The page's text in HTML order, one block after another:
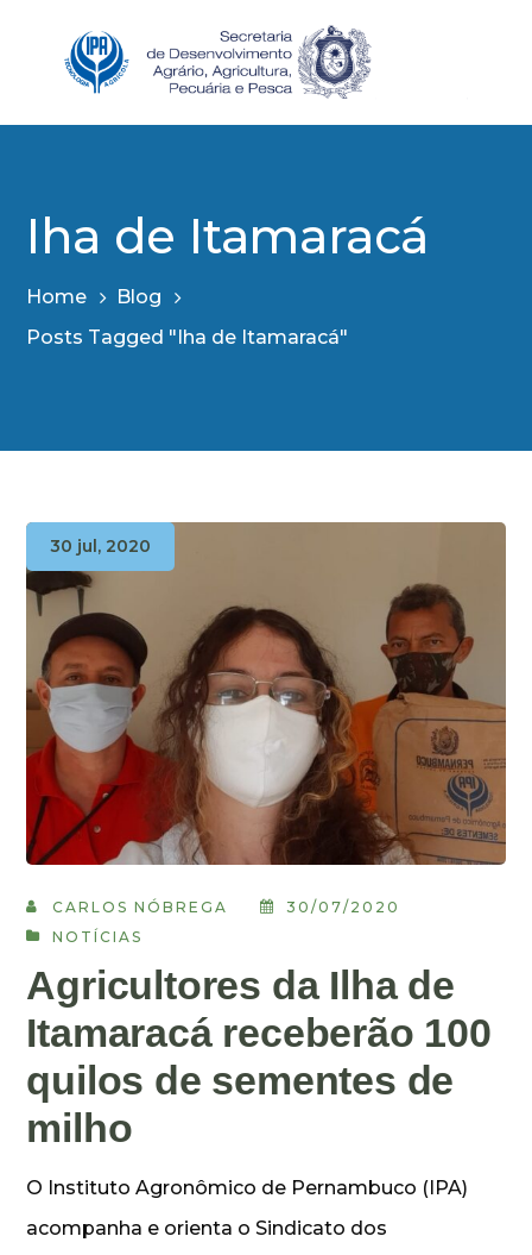
Iha de Itamaracá
Home
Blog
Posts Tagged "Iha de Itamaracá"
30 jul, 2020
CARLOS NÓBREGA
30/07/2020
NOTÍCIAS
Agricultores da Ilha de
Itamaracá receberão 100
quilos de sementes de
milho
O Instituto Agronômico de Pernambuco (IPA)
acompanha e orienta o Sindicato dos